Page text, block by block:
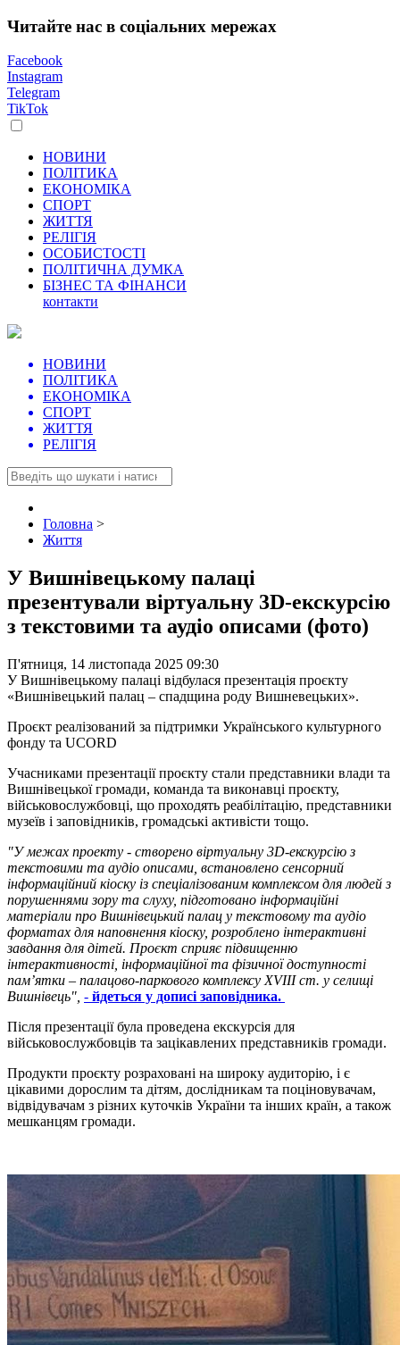
Читайте нас в соціальних мережах
Facebook
Instagram
Telegram
TikTok
НОВИНИ
ПОЛІТИКА
ЕКОНОМІКА
СПОРТ
ЖИТТЯ
РЕЛІГІЯ
ОСОБИСТОСТІ
ПОЛІТИЧНА ДУМКА
БІЗНЕС ТА ФІНАНСИ
контакти
НОВИНИ
ПОЛІТИКА
ЕКОНОМІКА
СПОРТ
ЖИТТЯ
РЕЛІГІЯ
Головна >
Життя
У Вишнівецькому палаці
презентували віртуальну 3D-екскурсію
з текстовими та аудіо описами (фото)
П'ятниця, 14 листопада 2025 09:30
У Вишнівецькому палаці відбулася презентація проєкту
«Вишнівецький палац – спадщина роду Вишневецьких».
Проєкт реалізований за підтримки Українського культурного
фонду та UCORD
Учасниками презентації проєкту стали представники влади та
Вишнівецької громади, команда та виконавці проєкту,
військовослужбовці, що проходять реабілітацію, представники
музеїв і заповідників, громадські активісти тощо.
"У межах проекту - створено віртуальну 3D-екскурсію з
текстовими та аудіо описами, встановлено сенсорний
інформаційний кіоску із спеціалізованим комплексом для людей з
порушеннями зору та слуху, підготовано інформаційні
матеріали про Вишнівецький палац у текстовому та аудіо
форматах для наповнення кіоску, розроблено інтерактивні
завдання для дітей. Проєкт сприяє підвищенню
інтерактивності, інформаційної та фізичної доступності
пам’ятки – палацово-паркового комплексу XVIII ст. у селищі
Вишнівець", - йдеться у дописі заповідника.
Після презентації була проведена екскурсія для
військовослужбовців та зацікавлених представників громади.
Продукти проєкту розраховані на широку аудиторію, і є
цікавими дорослим та дітям, дослідникам та поціновувачам,
відвідувачам з різних куточків України та інших країн, а також
мешканцям громади.